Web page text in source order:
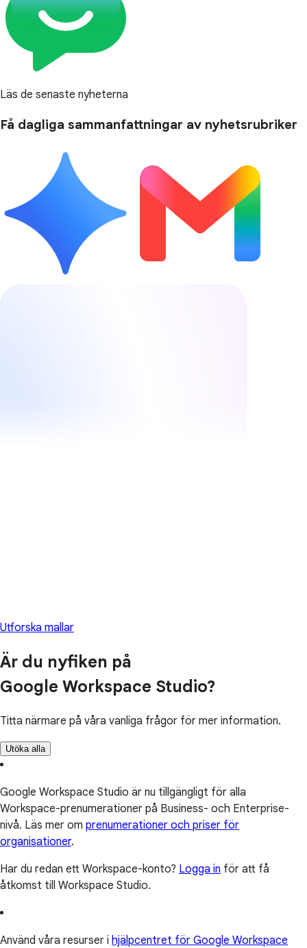
Läs de senaste nyheterna
Få dagliga sammanfattningar av nyhetsrubriker
Utforska mallar
Är du nyfiken på
Google Workspace Studio?
Titta närmare på våra vanliga frågor för mer information.
Utöka alla
Google Workspace Studio är nu tillgängligt för alla
Workspace-prenumerationer på Business- och Enterprise-
nivå. Läs mer om prenumerationer och priser för
organisationer.
Har du redan ett Workspace-konto? Logga in för att få
åtkomst till Workspace Studio.
Använd våra resurser i hjälpcentret för Google Workspace